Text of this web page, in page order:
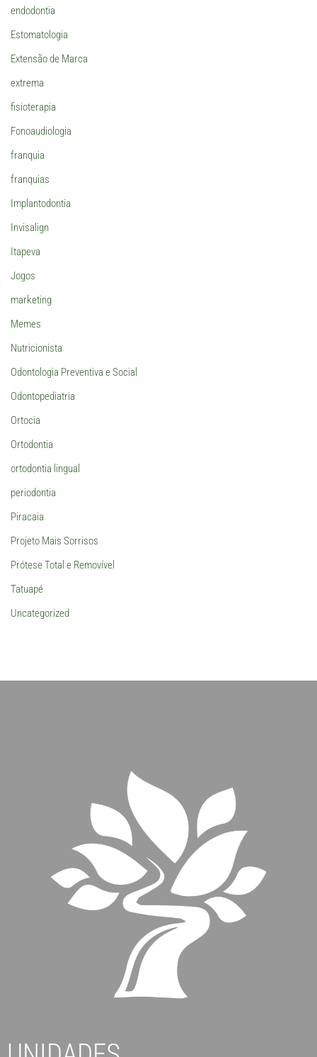
endodontia
Estomatologia
Extensão de Marca
extrema
fisioterapia
Fonoaudiologia
franquia
franquias
Implantodontia
Invisalign
Itapeva
Jogos
marketing
Memes
Nutricionista
Odontologia Preventiva e Social
Odontopediatria
Ortocia
Ortodontia
ortodontia lingual
periodontia
Piracaia
Projeto Mais Sorrisos
Prótese Total e Removível
Tatuapé
Uncategorized